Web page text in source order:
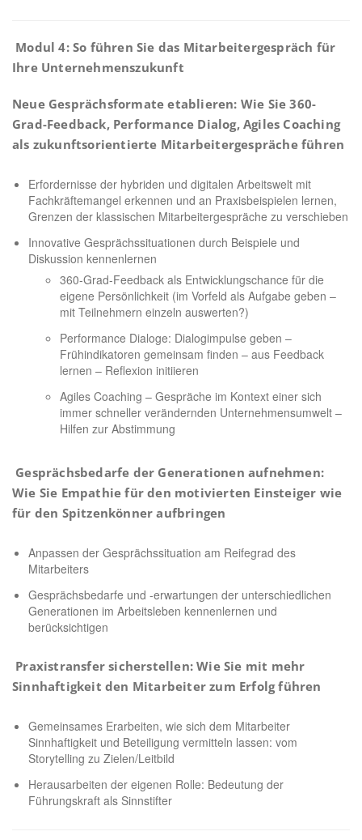
Modul 4: So führen Sie das Mitarbeitergespräch für
Ihre Unternehmenszukunft
Neue Gesprächsformate etablieren: Wie Sie 360-
Grad-Feedback, Performance Dialog, Agiles Coaching
als zukunftsorientierte Mitarbeitergespräche führen
Erfordernisse der hybriden und digitalen Arbeitswelt mit
Fachkräftemangel erkennen und an Praxisbeispielen lernen,
Grenzen der klassischen Mitarbeitergespräche zu verschieben
Innovative Gesprächssituationen durch Beispiele und
Diskussion kennenlernen
360-Grad-Feedback als Entwicklungschance für die
eigene Persönlichkeit (im Vorfeld als Aufgabe geben –
mit Teilnehmern einzeln auswerten?)
Performance Dialoge: Dialogimpulse geben –
Frühindikatoren gemeinsam finden – aus Feedback
lernen – Reflexion initiieren
Agiles Coaching – Gespräche im Kontext einer sich
immer schneller verändernden Unternehmensumwelt –
Hilfen zur Abstimmung
Gesprächsbedarfe der Generationen aufnehmen:
Wie Sie Empathie für den motivierten Einsteiger wie
für den Spitzenkönner aufbringen
Anpassen der Gesprächssituation am Reifegrad des
Mitarbeiters
Gesprächsbedarfe und -erwartungen der unterschiedlichen
Generationen im Arbeitsleben kennenlernen und
berücksichtigen
Praxistransfer sicherstellen: Wie Sie mit mehr
Sinnhaftigkeit den Mitarbeiter zum Erfolg führen
Gemeinsames Erarbeiten, wie sich dem Mitarbeiter
Sinnhaftigkeit und Beteiligung vermitteln lassen: vom
Storytelling zu Zielen/Leitbild
Herausarbeiten der eigenen Rolle: Bedeutung der
Führungskraft als Sinnstifter